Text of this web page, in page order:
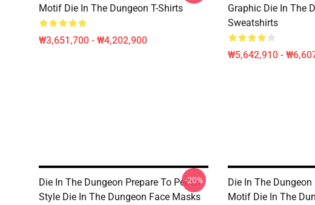
Motif Die In The Dungeon T-Shirts
₩3,651,700 - ₩4,202,900
Graphic Die In The
Sweatshirts
₩5,642,910 -
Die In The Dungeon Prepare To Perish
Style Die In The Dungeon Face Masks
-20%
Die In The
Motif Die In The